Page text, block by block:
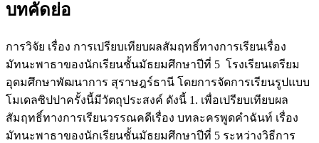
บทคัดย่อ
การวิจัย เรื่อง การเปรียบเทียบผลสัมฤทธิ์ทางการเรียนเรื่อง
มัทนะพาธาของนักเรียนชั้นมัธยมศึกษาปีที่ 5 โรงเรียนเตรียม
อุดมศึกษาพัฒนาการ สุราษฎร์ธานี โดยการจัดการเรียนรูปแบบ
โมเดลซิปปาครั้งนี้มีวัตถุประสงค์ ดังนี้ 1. เพื่อเปรียบเทียบผล
สัมฤทธิ์ทางการเรียนวรรณคดีเรื่อง บทละครพูดคำฉันท์ เรื่อง
มัทนะพาธาของนักเรียนชั้นมัธยมศึกษาปีที่ 5 ระหว่างวิธีการ